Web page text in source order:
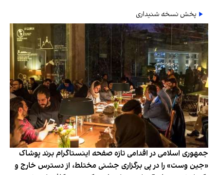
پخش نسخه شنیداری
جمهوری اسلامی در اقدامی تازه صفحه اینستاگرام برند پوشاک
«جین وست» را در پی برگزاری جشنی مختلط، از دسترس خارج و